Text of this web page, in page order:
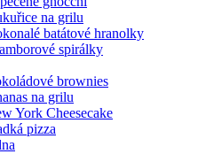
na grilu
batátové hranolky
spirálky
brownies
na grilu
York Cheesecake
pizza